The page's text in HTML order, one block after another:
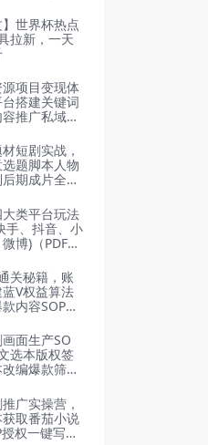
】世界杯热点
拉新，一天
项目变现体
搭建关键词
推广私域成
短剧实战，
题脚本人物
期成片全流
类平台玩法
手、抖音、小
博)（PDF文
关秘籍，账
V权益算法
内容SOP
面生产SO
选本版权签
编爆款筛选
广实操营，
取番茄小说
权一键写剧